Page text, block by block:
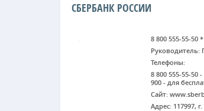
СБЕРБАНК РОССИИ
8 800 555-55-
Руководитель:
Телефоны:
8 800 555-55-50
900 - для
Сайт:
Адрес: 117997,